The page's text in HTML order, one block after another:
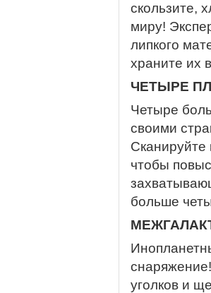
скользите,
миру!
липкого
храните их
ЧЕТЫРЕ
Четыре
своими
Сканируйте
чтобы
больше
уголков и